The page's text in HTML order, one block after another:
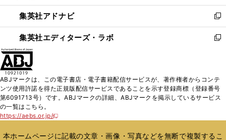
開
く
ウ
で
開
く
ン
ド
ウ
で
ウ
ィ
ン
ド
く
集英社アドナビ
新
し
い
ド
ウ
で
集英社エディターズ・ラボ
新
ィ
ン
ド
開
ABJマークは、この電子書店・電子書籍配信サービスが、著作権者からコンテ
ンツ使用許諾を得た正規版配信サービスであることを示す登録商標（登録番号
第6091713号）です。ABJマークの詳細、ABJマークを掲示しているサービス
の一覧はこちら。
https://aebs.or.jp/
新
い
本ホームページに記載の文章・画像・写真などを無断で複製するこ